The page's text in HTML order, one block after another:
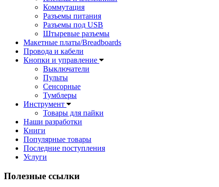
Коммутация
Разъемы питания
Разъемы под USB
Штыревые разъемы
Макетные платы/Breadboards
Провода и кабели
Кнопки и управление
Выключатели
Пульты
Сенсорные
Тумблеры
Инструмент
Товары для пайки
Наши разработки
Книги
Популярные товары
Последние поступления
Услуги
Полезные ссылки